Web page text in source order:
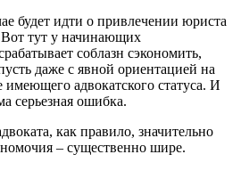
будет идти о привлечении юриста
Вот тут у начинающих
соблазн сэкономить,
даже с явной ориентацией на
адвокатского статуса. И
серьезная ошибка.
как правило, значительно
– существенно шире.